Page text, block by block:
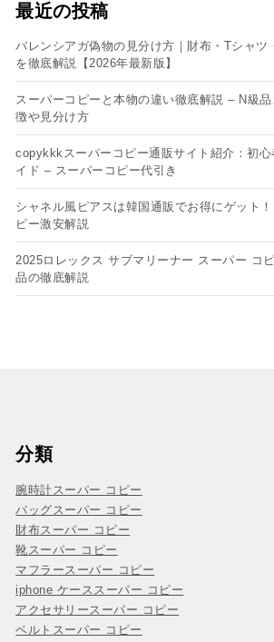
最近の投稿
バレンシアガ偽物の見分け方｜財布・Tシャツ
を徹底解説【2026年最新版】
スーパーコピーと本物の違い徹底解説 – N級
徴や見分け方
copykkkスーパーコピー通販サイト紹介：初
イド – スーパーコピー代引き
シャネル風ピアスは韓国通販でお得にゲット
ピー​激安解説
2025ロレックス サブマリーナー スーパー コ
品の徹底解説
分類
腕時計スーパー コピー
バッグスーパー コピー
財布スーパー コピー
靴スーパー コピー
マフラースーパー コピー
iphone ケーススーパー コピー
アクセサリースーパー コピー
ベルトスーパー コピー